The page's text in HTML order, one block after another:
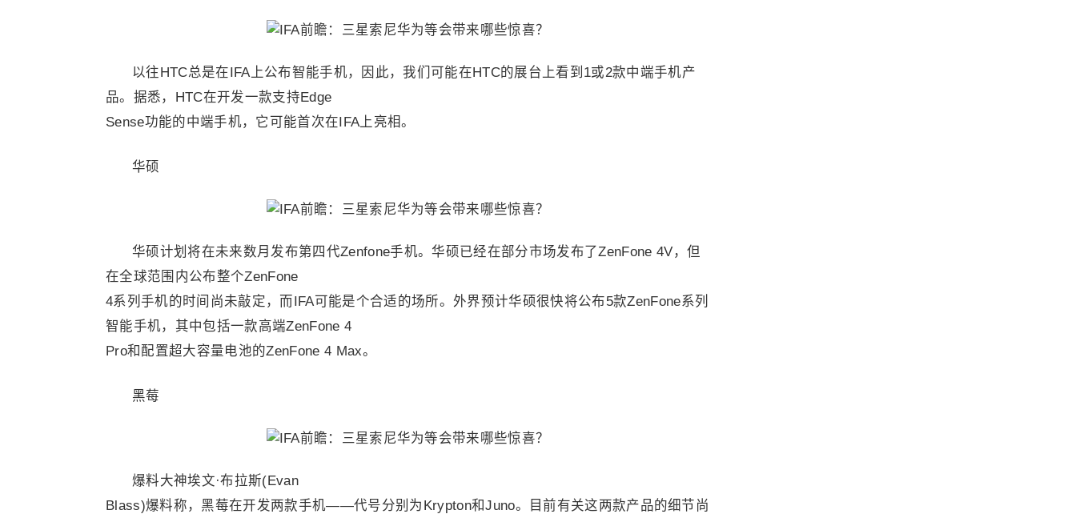
以往HTC总是在IFA上公布智能手机，因此，我们可能在HTC的展台上看到1或2款中端手机产
品。据悉，HTC在开发一款支持Edge
Sense功能的中端手机，它可能首次在IFA上亮相。
华硕
华硕计划将在未来数月发布第四代Zenfone手机。华硕已经在部分市场发布了ZenFone 4V，但
在全球范围内公布整个ZenFone
4系列手机的时间尚未敲定，而IFA可能是个合适的场所。外界预计华硕很快将公布5款ZenFone系列
智能手机，其中包括一款高端ZenFone 4
Pro和配置超大容量电池的ZenFone 4 Max。
黑莓
爆料大神埃文·布拉斯(Evan
Blass)爆料称，黑莓在开发两款手机——代号分别为Krypton和Juno。目前有关这两款产品的细节尚